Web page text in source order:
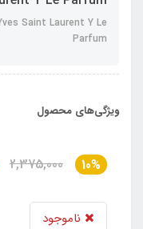
Saint Laurent Y Le
Parfum
ویژگی‌های محصول
10%
2,375,000
ناموجود